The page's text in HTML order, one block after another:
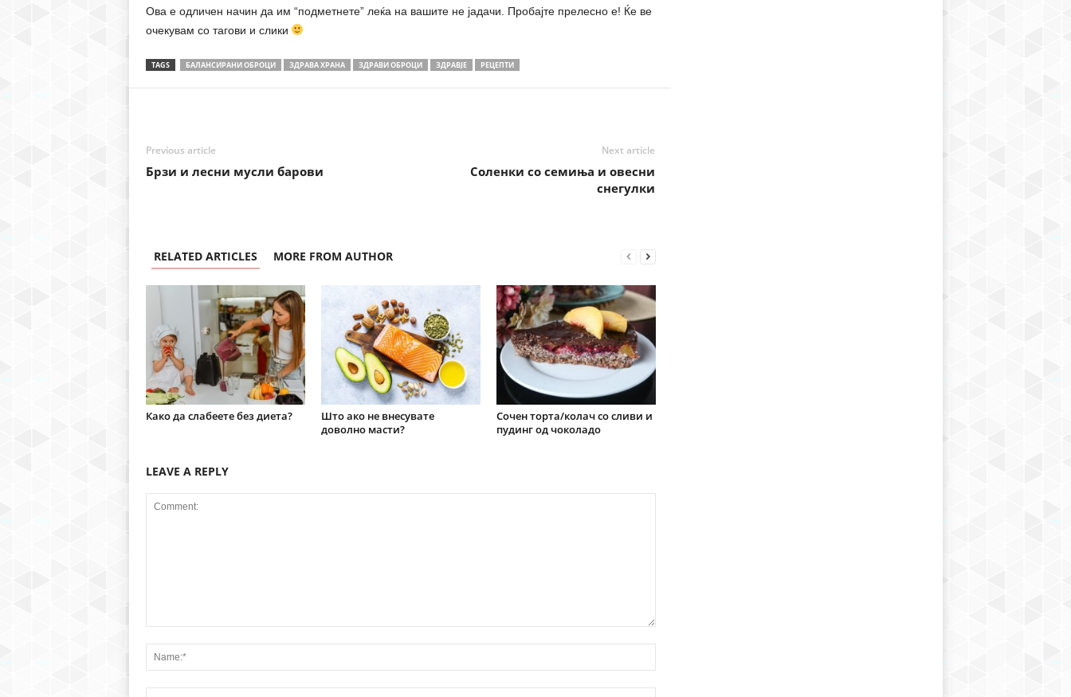
Ова е одличен начин да им “подметнете” леќа на вашите не јадачи. Пробајте прелесно е! Ќе ве
очекувам со тагови и слики
TAGS БАЛАНСИРАНИ ОБРОЦИ ЗДРАВА ХРАНА ЗДРАВИ ОБРОЦИ ЗДРАВЈЕ РЕЦЕПТИ
Previous article
Брзи и лесни мусли барови
Next article
Соленки со семиња и овесни
снегулки
RELATED ARTICLES MORE FROM AUTHOR
Како да слабеете без диета?
Што ако не внесувате
доволно масти?
Сочен торта/колач со сливи и
пудинг од чоколадо
LEAVE A REPLY